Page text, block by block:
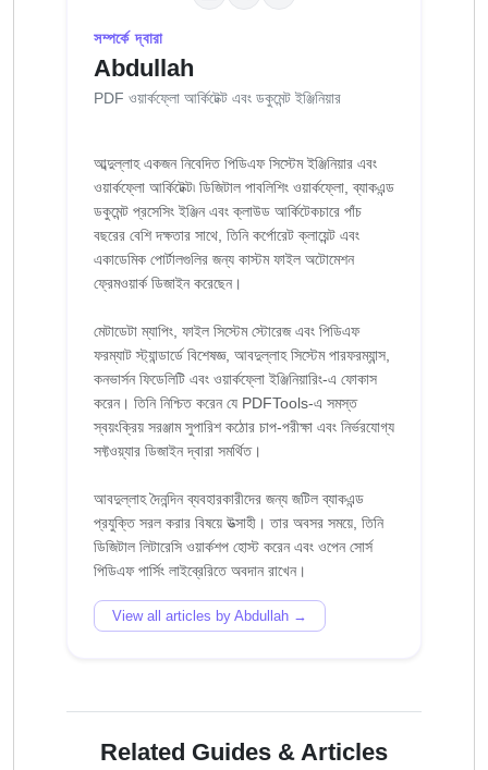
সম্পর্কে দ্বারা
Abdullah
PDF ওয়ার্কফ্লো আর্কিটেক্ট এবং ডকুমেন্ট ইঞ্জিনিয়ার
আব্দুল্লাহ একজন নিবেদিত পিডিএফ সিস্টেম ইঞ্জিনিয়ার এবং
ওয়ার্কফ্লো আর্কিটেক্ট৷ ডিজিটাল পাবলিশিং ওয়ার্কফ্লো, ব্যাকএন্ড
ডকুমেন্ট প্রসেসিং ইঞ্জিন এবং ক্লাউড আর্কিটেকচারে পাঁচ
বছরের বেশি দক্ষতার সাথে, তিনি কর্পোরেট ক্লায়েন্ট এবং
একাডেমিক পোর্টালগুলির জন্য কাস্টম ফাইল অটোমেশন
ফ্রেমওয়ার্ক ডিজাইন করেছেন।
মেটাডেটা ম্যাপিং, ফাইল সিস্টেম স্টোরেজ এবং পিডিএফ
ফরম্যাট স্ট্যান্ডার্ডে বিশেষজ্ঞ, আবদুল্লাহ সিস্টেম পারফরম্যান্স,
কনভার্সন ফিডেলিটি এবং ওয়ার্কফ্লো ইঞ্জিনিয়ারিং-এ ফোকাস
করেন। তিনি নিশ্চিত করেন যে PDFTools-এ সমস্ত
স্বয়ংক্রিয় সরঞ্জাম সুপারিশ কঠোর চাপ-পরীক্ষা এবং নির্ভরযোগ্য
সফ্টওয়্যার ডিজাইন দ্বারা সমর্থিত।
আবদুল্লাহ দৈনন্দিন ব্যবহারকারীদের জন্য জটিল ব্যাকএন্ড
প্রযুক্তি সরল করার বিষয়ে উত্সাহী। তার অবসর সময়ে, তিনি
ডিজিটাল লিটারেসি ওয়ার্কশপ হোস্ট করেন এবং ওপেন সোর্স
View all articles by Abdullah →
Related Guides & Articles